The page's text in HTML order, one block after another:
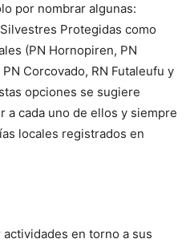
por nombrar algunas:
Protegidas como
(PN Hornopiren, PN
Corcovado, RN Futaleufu y
opciones se sugiere
a cada uno de ellos y siempre
locales registrados en
en torno a sus